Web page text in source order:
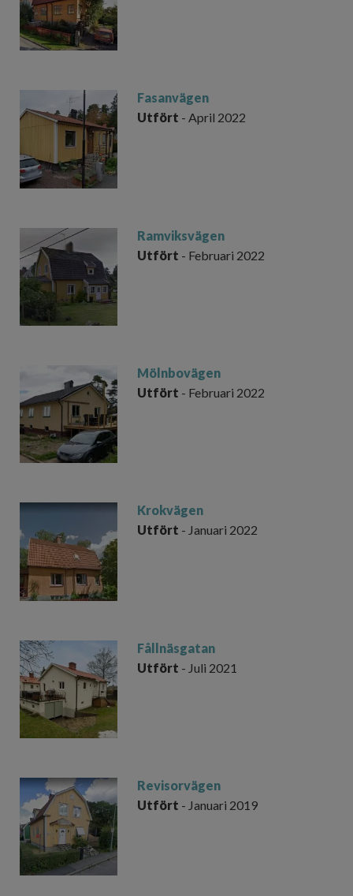
Fasanvägen
Utfört - April 2022
Ramviksvägen
Utfört - Februari 2022
Mölnbovägen
Utfört - Februari 2022
Krokvägen
Utfört - Januari 2022
Fållnäsgatan
Utfört - Juli 2021
Revisorvägen
Utfört - Januari 2019